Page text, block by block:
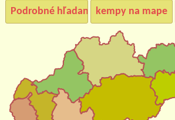
Podrobné hľadanie kempy na mape